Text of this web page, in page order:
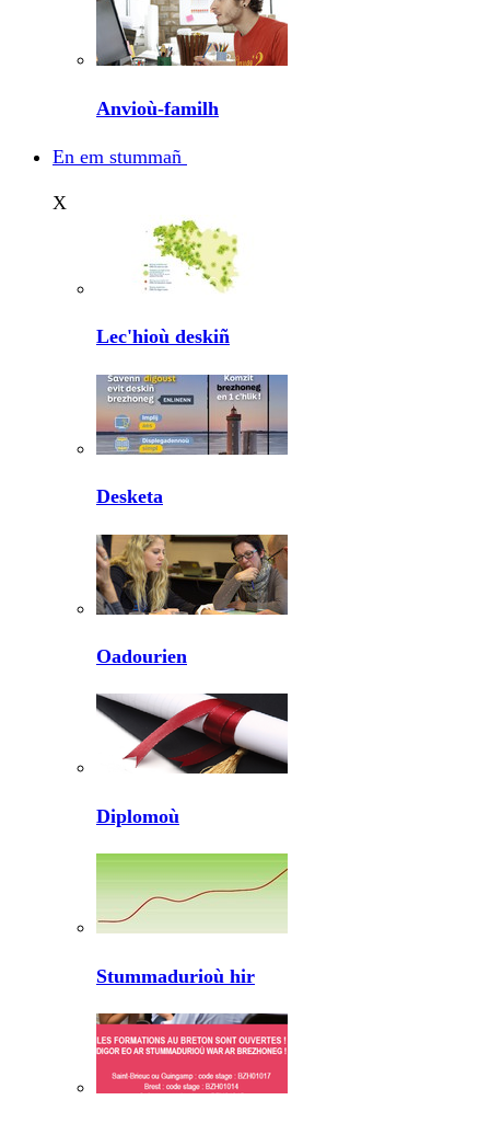
Anvioù-familh
En em stummañ
X
Lec'hioù deskiñ
Desketa
Oadourien
Diplomoù
Stummadurioù hir